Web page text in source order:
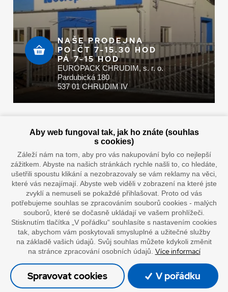
NAŠE PRODEJNA
PO-ČT 7-15.30 HOD
PÁ 7-15 HOD
EUROPACK CHRUDIM, s. r. o.
Pardubická 180
537 01 CHRUDIM IV
Doprava vaším oblíbeným dopravcem
”Lepíme s jistotou”
© Oficiální stránky společnosti Europack
Aby web fungoval tak, jak ho znáte (souhlas
s cookies)
Záleží nám na tom, aby pro vás nakupování bylo co nejlepší
zážitkem. Abyste na našich stránkách rychle našli to, co hledáte,
ušetřili spoustu klikání a nezobrazovaly se vám reklamy na věci,
které vás nezajímají. Abyste web viděli v zobrazení na které jste
zvyklí a nemuseli se pokaždé přihlašovat. Proto od vás
potřebujeme souhlas se zpracováním souborů cookies - malých
souborů, které se dočasně ukládají ve vašem prohlížeči.
Stisknutím tlačítka „V pořádku“ souhlasíte s nastavením cookies
tak, abychom vám poskytovali smysluplné a užitečné služby
na základě vašich údajů. Svůj souhlas můžete kdykoli změnit
na stránce zpracování osobních údajů. Více informací
Spravovat cookies V pořádku